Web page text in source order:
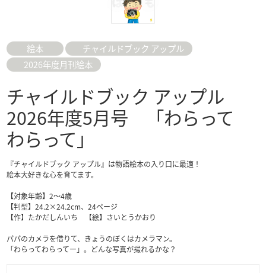
絵本
チャイルドブック アップル
2026年度月刊絵本
チャイルドブック アップル
2026年度5月号 「わらって
わらって」
『チャイルドブック アップル』は物語絵本の入り口に最適！
絵本大好きな心を育てます。
【対象年齢】2～4歳
【判型】24.2×24.2cm、24ページ
【作】たかだしんいち 【絵】さいとうかおり
パパのカメラを借りて、きょうのぼくはカメラマン。
「わらってわらってー」。どんな写真が撮れるかな？